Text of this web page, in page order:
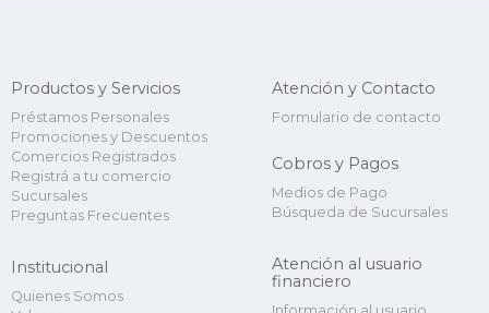
Productos y Servicios
Préstamos Personales
Promociones y Descuentos
Comercios Registrados
Registrá a tu comercio
Sucursales
Preguntas Frecuentes
Institucional
Quienes Somos
Atención y Contacto
Formulario de contacto
Cobros y Pagos
Medios de Pago
Búsqueda de Sucursales
Atención al usuario
financiero